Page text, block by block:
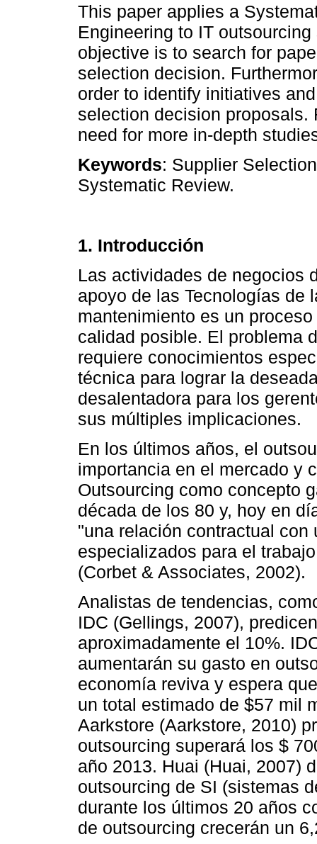
This paper applies a
Engineering to IT
objective is to search for
selection decision.
order to identify initiatives
selection decision proposals.
need for more in-depth
Keywords: Supplier
Systematic Review.
1. Introducción
Las actividades de negocios
apoyo de las Tecnologías de
mantenimiento es un
calidad posible. El problema
requiere conocimientos
técnica para lograr la
desalentadora para los
sus múltiples implicaciones.
En los últimos años, el
importancia en el mercado y
Outsourcing como concepto
década de los 80 y, hoy en
"una relación contractual
especializados para el
(Corbet & Associates, 2002).
Analistas de tendencias,
IDC (Gellings, 2007),
aproximadamente el 10%.
aumentarán su gasto en
economía reviva y espera
un total estimado de $57 mil
Aarkstore (Aarkstore, 2010)
outsourcing superará los $
año 2013. Huai (Huai, 2007)
outsourcing de SI (sistemas
durante los últimos 20 años
de outsourcing crecerán un